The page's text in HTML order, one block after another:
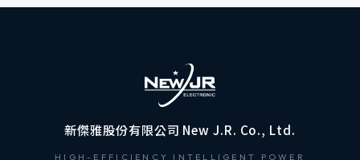
新傑雅股份有限公司 New J.R. Co., Ltd.
HIGH-EFFICIENCY INTELLIGENT POWER